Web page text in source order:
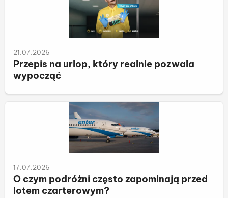
21.07.2026
Przepis na urlop, który realnie pozwala
wypocząć
17.07.2026
O czym podróżni często zapominają przed
lotem czarterowym?